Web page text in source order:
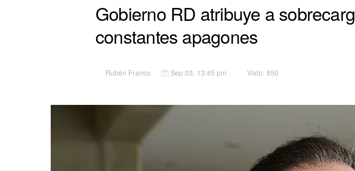
Gobierno RD atribuye a
constantes apagones
Rubén Franco Sep 03, 13:45 pm Visto: 850